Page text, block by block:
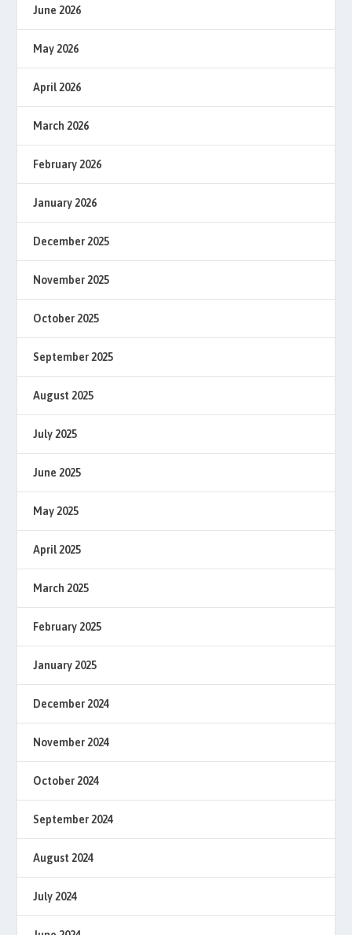
June 2026
May 2026
April 2026
March 2026
February 2026
January 2026
December 2025
November 2025
October 2025
September 2025
August 2025
July 2025
June 2025
May 2025
April 2025
March 2025
February 2025
January 2025
December 2024
November 2024
October 2024
September 2024
August 2024
July 2024